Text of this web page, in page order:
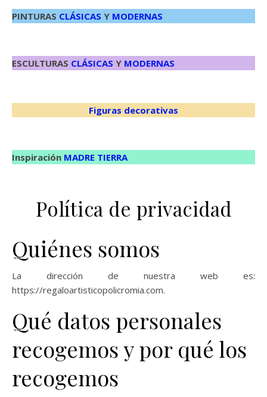
PINTURAS CLÁSICAS Y MODERNAS
ESCULTURAS CLÁSICAS Y MODERNAS
Figuras decorativas
Inspiración MADRE TIERRA
Política de privacidad
Quiénes somos
La dirección de nuestra web es:
https://regaloartisticopolicromia.com.
Qué datos personales
recogemos y por qué los
recogemos